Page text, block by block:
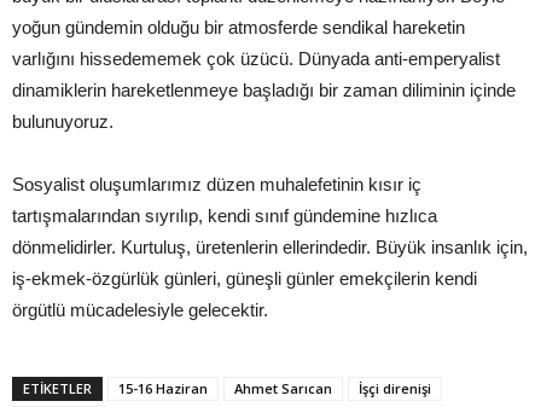
yoğun gündemin olduğu bir atmosferde sendikal hareketin
varlığını hissedememek çok üzücü. Dünyada anti-emperyalist
dinamiklerin hareketlenmeye başladığı bir zaman diliminin içinde
bulunuyoruz.
Sosyalist oluşumlarımız düzen muhalefetinin kısır iç
tartışmalarından sıyrılıp, kendi sınıf gündemine hızlıca
dönmelidirler. Kurtuluş, üretenlerin ellerindedir. Büyük insanlık için,
iş-ekmek-özgürlük günleri, güneşli günler emekçilerin kendi
örgütlü mücadelesiyle gelecektir.
ETIKETLER 15-16 Haziran Ahmet Sarıcan
İşçi direnişi